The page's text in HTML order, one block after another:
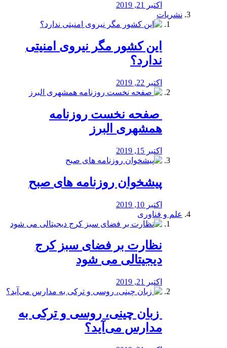
اکتبر 21, 2019
نشریات
این کشور مگر نیروی امنیتی
ندارد؟
اکتبر 22, 2019
️ صفحه نخست روزنامه‌
همشهری البرز
اکتبر 15, 2019
پیشخوان روزنامه های صبح
اکتبر 10, 2019
علم و فناوری
نظارت بر فضای سبز کرج
دیجیتالی می شود
اکتبر 21, 2019
️ زبان چینی، روسی و ترکی به
مدارس می‌آید؟